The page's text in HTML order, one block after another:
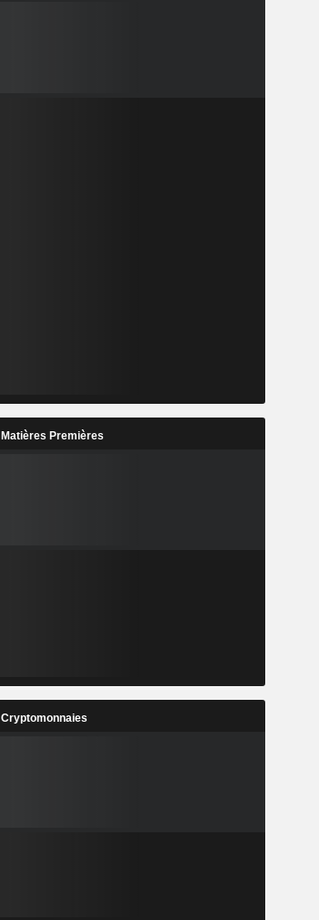
Matières Premières
Cryptomonnaies